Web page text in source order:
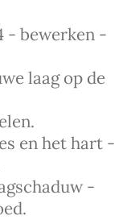
- bewerken -
laag op de
en het hart -
-